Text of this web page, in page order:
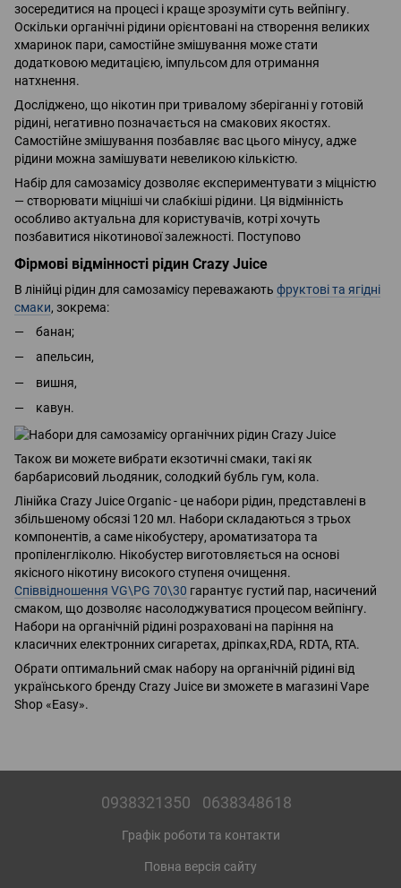
зосередитися на процесі і краще зрозуміти суть вейпінгу.
Оскільки органічні рідини орієнтовані на створення великих
хмаринок пари, самостійне змішування може стати
додатковою медитацією, імпульсом для отримання
натхнення.
Досліджено, що нікотин при тривалому зберіганні у готовій
рідині, негативно позначається на смакових якостях.
Самостійне змішування позбавляє вас цього мінусу, адже
рідини можна замішувати невеликою кількістю.
Набір для самозамісу дозволяє експериментувати з міцністю
— створювати міцніші чи слабкіші рідини. Ця відмінність
особливо актуальна для користувачів, котрі хочуть
позбавитися нікотинової залежності. Поступово
Фірмові відмінності рідин Crazy Juice
В лінійці рідин для самозамісу переважають фруктові та ягідні
смаки, зокрема:
банан;
апельсин,
вишня,
кавун.
Також ви можете вибрати екзотичні смаки, такі як
барбарисовий льодяник, солодкий бубль гум, кола.
Лінійка Crazy Juice Organic - це набори рідин, представлені в
збільшеному обсязі 120 мл. Набори складаються з трьох
компонентів, а саме нікобустеру, ароматизатора та
пропіленгліколю. Нікобустер виготовляється на основі
якісного нікотину високого ступеня очищення.
Співвідношення VG\PG 70\30 гарантує густий пар, насичений
смаком, що дозволяє насолоджуватися процесом вейпінгу.
Набори на органічній рідині розраховані на паріння на
класичних електронних сигаретах, дріпках,RDA, RDTA, RTA.
Обрати оптимальний смак набору на органічній рідині від
українського бренду Crazy Juice ви зможете в магазині Vape
Shop «Easy».
0938321350 0638348618
Графік роботи та контакти
Повна версія сайту